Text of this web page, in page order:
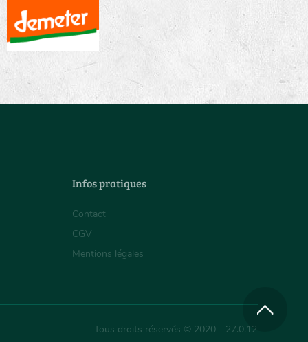
Infos pratiques
Contact
CGV
Mentions légales
Tous droits réservés © 2020 - 27.0.12